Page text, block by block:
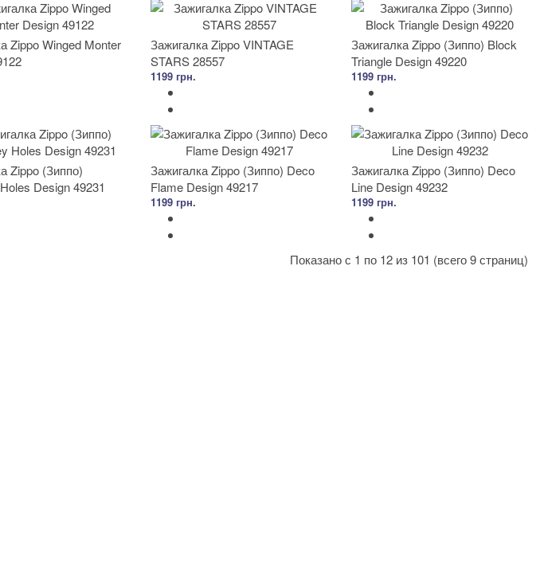
Zippo Winged Monter
Зажигалка Zippo VINTAGE
STARS 28557
1199 грн.
Зажигалка Zippo (Зиппо) Block
Triangle Design 49220
1199 грн.
Zippo (Зиппо)
Design 49231
Зажигалка Zippo (Зиппо) Deco
Flame Design 49217
1199 грн.
Зажигалка Zippo (Зиппо) Deco
Line Design 49232
1199 грн.
Показано с 1 по 12 из 101 (всего 9 страниц)